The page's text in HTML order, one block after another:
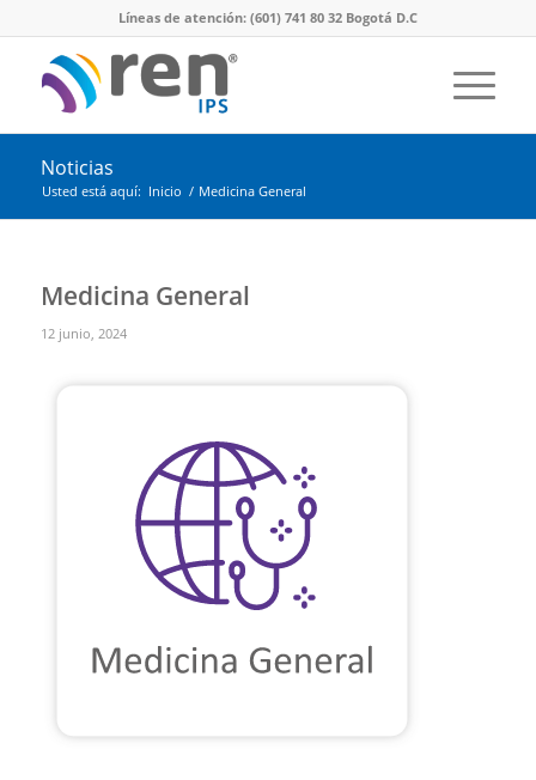
Líneas de atención: (601) 741 80 32 Bogotá D.C
Noticias
Usted está aquí: Inicio / Medicina General
Medicina General
12 junio, 2024